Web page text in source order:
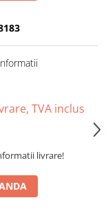
TVA inclus
livrare!